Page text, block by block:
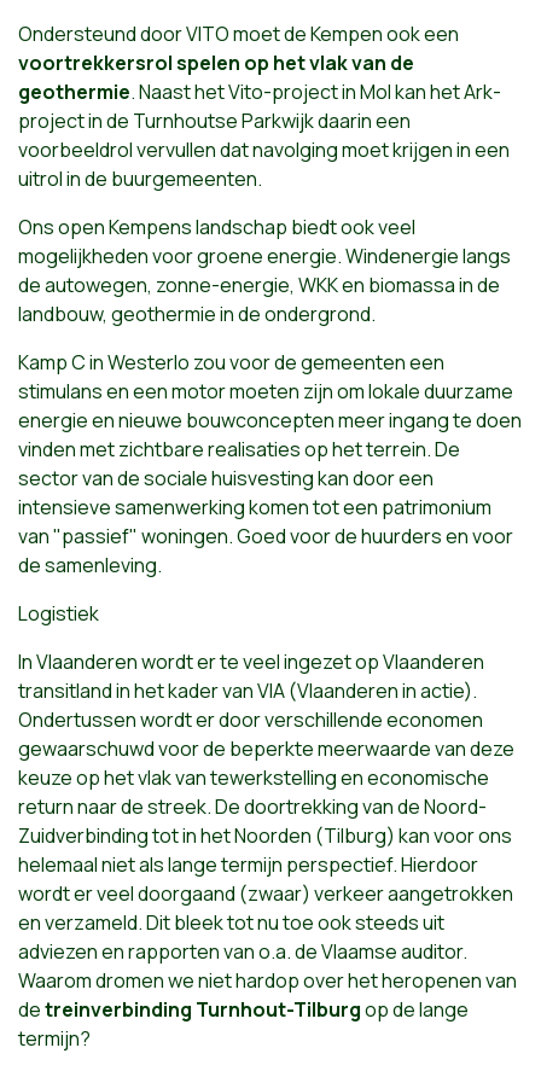
Ondersteund door VITO moet de Kempen ook een
voortrekkersrol spelen op het vlak van de
geothermie. Naast het Vito-project in Mol kan het Ark-
project in de Turnhoutse Parkwijk daarin een
voorbeeldrol vervullen dat navolging moet krijgen in een
uitrol in de buurgemeenten.
Ons open Kempens landschap biedt ook veel
mogelijkheden voor groene energie. Windenergie langs
de autowegen, zonne-energie, WKK en biomassa in de
landbouw, geothermie in de ondergrond.
Kamp C in Westerlo zou voor de gemeenten een
stimulans en een motor moeten zijn om lokale duurzame
energie en nieuwe bouwconcepten meer ingang te doen
vinden met zichtbare realisaties op het terrein. De
sector van de sociale huisvesting kan door een
intensieve samenwerking komen tot een patrimonium
van "passief" woningen. Goed voor de huurders en voor
de samenleving.
Logistiek
In Vlaanderen wordt er te veel ingezet op Vlaanderen
transitland in het kader van VIA (Vlaanderen in actie).
Ondertussen wordt er door verschillende economen
gewaarschuwd voor de beperkte meerwaarde van deze
keuze op het vlak van tewerkstelling en economische
return naar de streek. De doortrekking van de Noord-
Zuidverbinding tot in het Noorden (Tilburg) kan voor ons
helemaal niet als lange termijn perspectief. Hierdoor
wordt er veel doorgaand (zwaar) verkeer aangetrokken
en verzameld. Dit bleek tot nu toe ook steeds uit
adviezen en rapporten van o.a. de Vlaamse auditor.
Waarom dromen we niet hardop over het heropenen van
detreinverbinding Turnhout-Tilburgop de lange
termijn?